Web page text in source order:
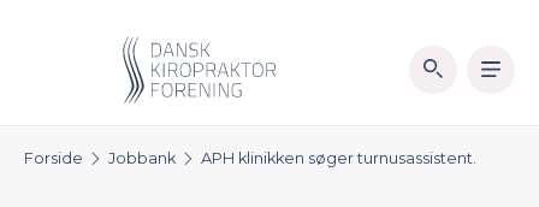
Forside Jobbank APH klinikken søger turnusassistent.